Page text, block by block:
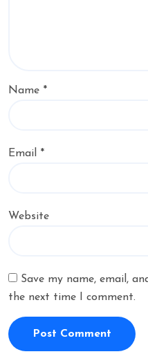
Name *
Email *
Website
Save my name, email,
the next time I comment.